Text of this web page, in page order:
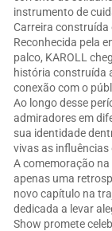
instrumento de
Carreira construída
Reconhecida pela
palco, KAROLL
história construída
conexão com o
Ao longo desse
admiradores em
sua identidade
vivas as influências
A comemoração
apenas uma
novo capítulo na
dedicada a levar
Show promete